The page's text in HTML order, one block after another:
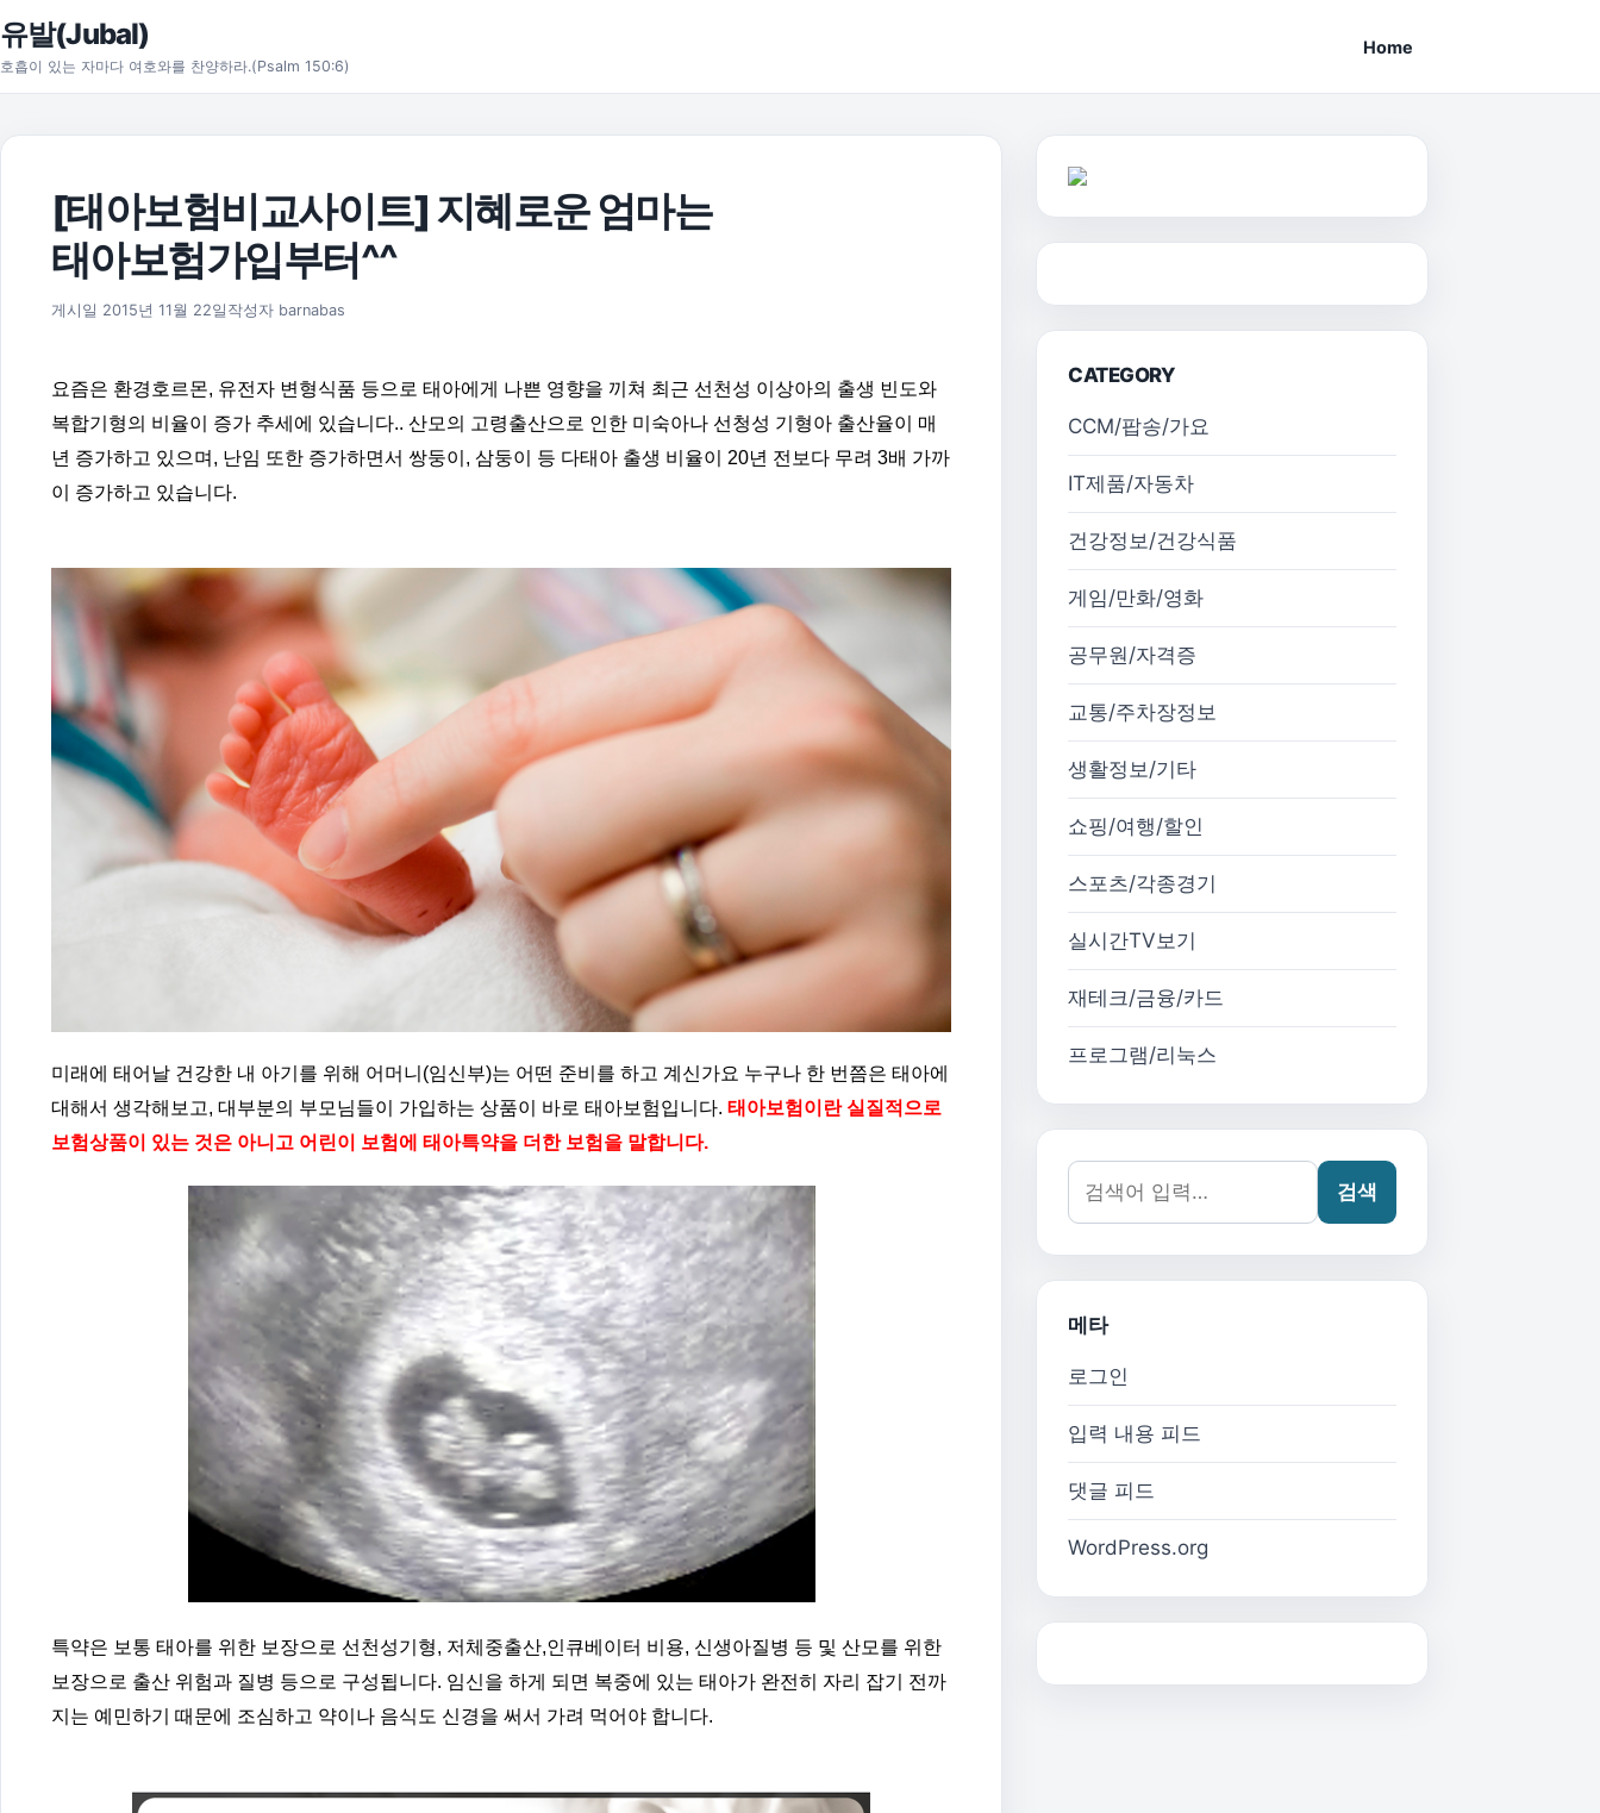
본문으로 건너뛰기
유발(Jubal)
호흡이 있는 자마다 여호와를 찬양하라.(Psalm 150:6)
Home
[태아보험비교사이트] 지혜로운 엄마는
태아보험가입부터^^
게시일 2015년 11월 22일 2016년 5월 8일
작성자 barnabas
요즘은 환경호르몬, 유전자 변형식품 등으로 태아에게 나쁜 영향을 끼쳐 최근 선천성 이상아의 출생 빈도와
복합기형의 비율이 증가 추세에 있습니다.. 산모의 고령출산으로 인한 미숙아나 선청성 기형아 출산율이 매
년 증가하고 있으며, 난임 또한 증가하면서 쌍둥이, 삼둥이 등 다태아 출생 비율이 20년 전보다 무려 3배 가까
이 증가하고 있습니다.
미래에 태어날 건강한 내 아기를 위해 어머니(임신부)는 어떤 준비를 하고 계신가요 누구나 한 번쯤은 태아에
대해서 생각해보고, 대부분의 부모님들이 가입하는 상품이 바로 태아보험입니다. 태아보험이란 실질적으로
보험상품이 있는 것은 아니고 어린이 보험에 태아특약을 더한 보험을 말합니다.
특약은 보통 태아를 위한 보장으로 선천성기형, 저체중출산,인큐베이터 비용, 신생아질병 등 및 산모를 위한
보장으로 출산 위험과 질병 등으로 구성됩니다. 임신을 하게 되면 복중에 있는 태아가 완전히 자리 잡기 전까
지는 예민하기 때문에 조심하고 약이나 음식도 신경을 써서 가려 먹어야 합니다.
CATEGORY
CCM/팝송/가요
IT제품/자동차
건강정보/건강식품
게임/만화/영화
공무원/자격증
교통/주차장정보
생활정보/기타
쇼핑/여행/할인
스포츠/각종경기
실시간TV보기
재테크/금융/카드
프로그램/리눅스
검색어:
검색
메타
로그인
입력 내용 피드
댓글 피드
WordPress.org